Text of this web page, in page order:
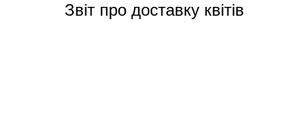
Звіт про доставку квітів